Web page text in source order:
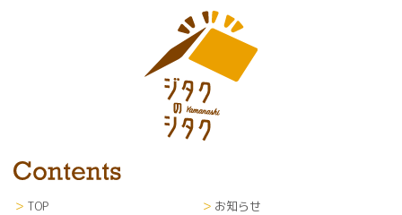
TOP
お知らせ